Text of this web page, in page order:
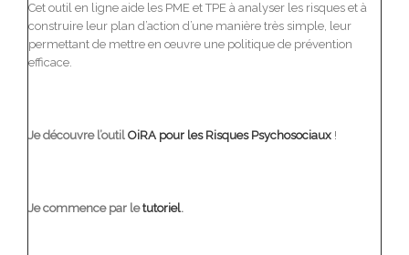
Cet outil en ligne aide les PME et TPE à analyser les risques et à
construire leur plan d’action d’une manière très simple, leur
permettant de mettre en œuvre une politique de prévention
efficace.
Je découvre l’outil OiRA pour les Risques Psychosociaux !
Je commence par letutoriel.